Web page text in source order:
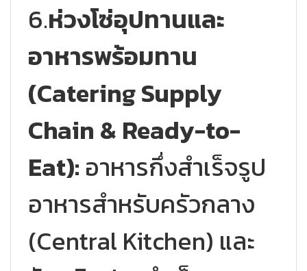
6.ห่วงโซ่อุปทานและ
อาหารพร้อมทาน
(Catering Supply
Chain & Ready-to-
Eat): อาหารกึ่งสำเร็จรูป
อาหารสำหรับครัวกลาง
(Central Kitchen) และ